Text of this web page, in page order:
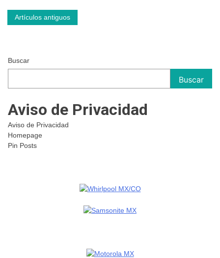
Navegación
entradas
Artículos antiguos
Buscar
Buscar
Aviso de Privacidad
Aviso de Privacidad
Homepage
Pin Posts